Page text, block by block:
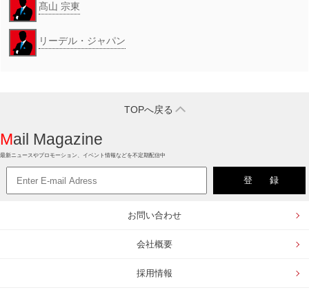
髙山 宗東
リーデル・ジャパン
TOPへ戻る
Mail Magazine
最新ニュースやプロモーション、イベント情報などを不定期配信中
お問い合わせ
会社概要
採用情報